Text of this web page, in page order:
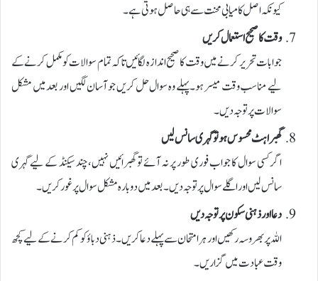
کیونکہ اصل کامیابی محنت سے ہی حاصل ہوتی ہے۔
وقت کا صحیح استعمال کریں
جوابات تحریر کرنے میں وقت کا صحیح اندازہ لگائیں تاکہ تمام سوالات کو مکمل کرنے کے
لیے مناسب وقت میسر ہو۔ پہلے وہ سوال حل کریں جو آسان لگیں اور بعد میں مشکل
سوالات پر توجہ دیں۔
گھبراہٹ محسوس ہو تو گہری سانس لیں
اگر کسی سوال کا جواب فوری طور پر نہ آئے تو گھبرائیں نہیں، چند سیکنڈ کے لیے گہری
سانس لیں اور اگلے سوال پر توجہ دیں۔ بعد میں دوبارہ مشکل سوال پر غور کریں۔
دعا اور ذہنی سکون پر توجہ دیں
اللہ پر بھروسہ رکھیں اور ہر امتحان سے پہلے دعا کریں۔ ذہنی دباؤ کو کم کرنے کے لیے کچھ
وقت عبادت میں گزاریں۔